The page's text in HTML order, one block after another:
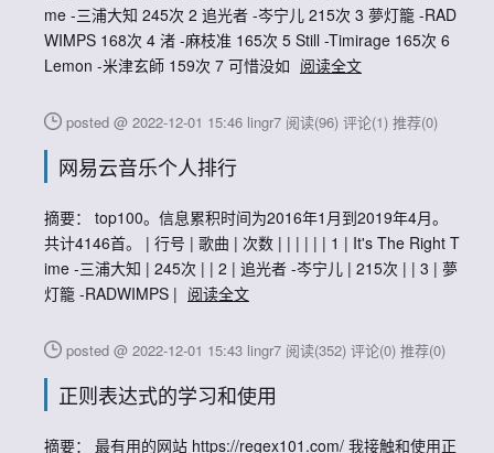
me -三浦大知 245次 2 追光者 -岑宁儿 215次 3 夢灯籠 -RAD
WIMPS 168次 4 渚 -麻枝准 165次 5 Still -Timirage 165次 6
Lemon -米津玄師 159次 7 可惜没如 阅读全文
posted @ 2022-12-01 15:46 lingr7 阅读(96) 评论(1) 推荐(0)
网易云音乐个人排行
摘要： top100。信息累积时间为2016年1月到2019年4月。
共计4146首。 | 行号 | 歌曲 | 次数 | | | | | | 1 | It's The Right T
ime -三浦大知 | 245次 | | 2 | 追光者 -岑宁儿 | 215次 | | 3 | 夢
灯籠 -RADWIMPS | 阅读全文
posted @ 2022-12-01 15:43 lingr7 阅读(352) 评论(0) 推荐(0)
正则表达式的学习和使用
摘要： 最有用的网站 https://regex101.com/ 我接触和使用正